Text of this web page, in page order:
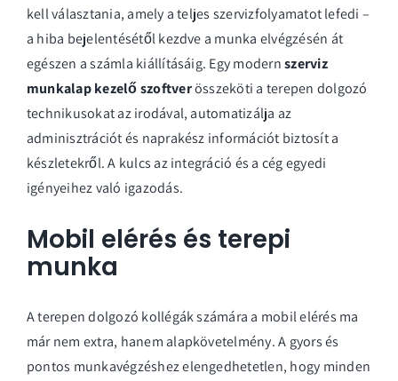
kell választania, amely a teljes szervizfolyamatot lefedi –
a hiba bejelentésétől kezdve a munka elvégzésén át
egészen a számla kiállításáig. Egy modernszerviz
munkalap kezelő szoftverösszeköti a terepen dolgozó
technikusokat az irodával, automatizálja az
adminisztrációt és naprakész információt biztosít a
készletekről. A kulcs az integráció és a cég egyedi
igényeihez való igazodás.
Mobil elérés és terepi
munka
A terepen dolgozó kollégák számára a mobil elérés ma
már nem extra, hanem alapkövetelmény. A gyors és
pontos munkavégzéshez elengedhetetlen, hogy minden